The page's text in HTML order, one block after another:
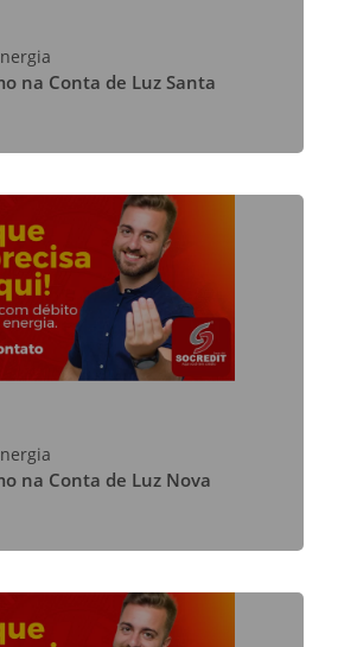
na Conta de Luz Santa
na Conta de Luz Nova